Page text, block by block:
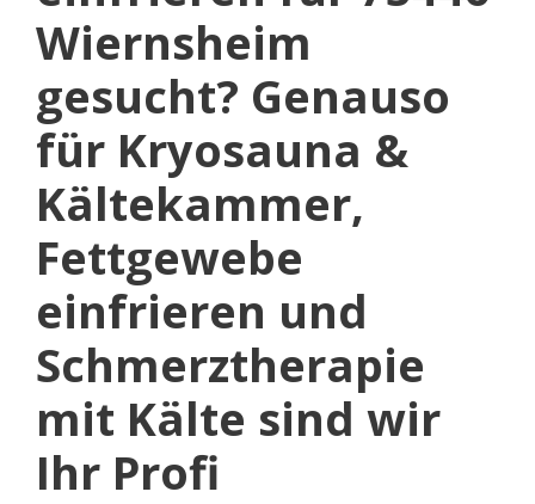
Wiernsheim
gesucht? Genauso
für Kryosauna &
Kältekammer,
Fettgewebe
einfrieren und
Schmerztherapie
mit Kälte sind wir
Ihr Profi